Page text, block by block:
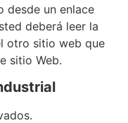
desde un enlace
deberá leer la
otro sitio web que
sitio Web.